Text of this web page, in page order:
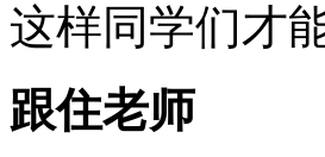
这样同学们才
跟住老师